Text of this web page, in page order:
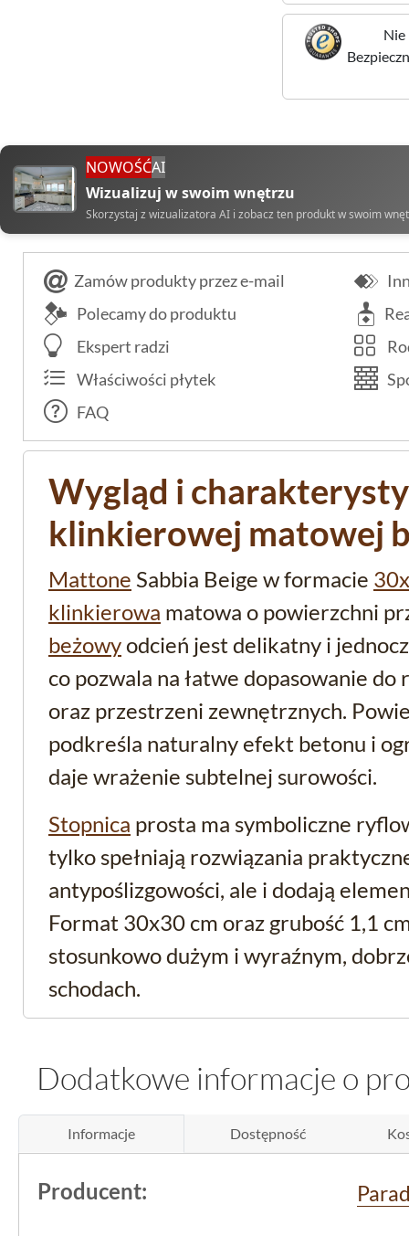
Nie
NOWOŚĆAI
Wizualizuj w swoim wnętrzu
Skorzystaj z wizualizatora AI i zobacz ten produkt w swoim
Zamów produkty przez e-mail
Polecamy do produktu
Ekspert radzi
Właściwości płytek
FAQ
Wygląd i
klinkierowej matowej
Mattone Sabbia Beige w formacie
klinkierowa matowa o powierzchni
beżowyodcień jest delikatny i
co pozwala na łatwe dopasowanie
oraz przestrzeni zewnętrznych.
podkreśla naturalny efekt betonu i
daje wrażenie subtelnej surowości.
Stopnica prosta ma symboliczne
tylko spełniają rozwiązania
antypoślizgowości, ale i dodają
Format 30x30 cm oraz grubość 1,1
stosunkowo dużym i wyraźnym,
schodach.
klinkierowej stopnicy
Produkt od Paradyża wyróżnia się
miejscach narażonych na trudne
Dodatkowe informacje o
Informacje Dostępność
Producent: